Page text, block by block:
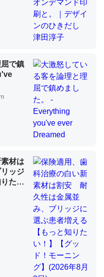
素が違うのか？
問題＝「昆虫はなぜ海にいな
大量に使う脊椎動物と貝
だと殻を無くしてナメク
問題＝「昆虫はなぜ海にいな
。でたまに覗いてる。ぼ
。あと、Googleマップで
や充電中かが分かるので
父67歳と僕。ITツール導入で
｜tayorini by LIFULL介護
で鎮
材は
ッジ
た